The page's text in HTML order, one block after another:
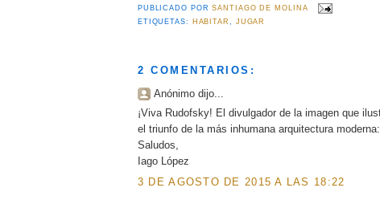
PUBLICADO PORSANTIAGO DE MOLINA
ETIQUETAS:
HABITAR , JUGAR
2 COMENTARIOS:
Anónimo dijo...
¡Viva Rudofsky! El divulgador de la imagen que
el triunfo de la más inhumana arquitectura
Saludos,
Iago López
3 DE AGOSTO DE 2015 A LAS 18:22